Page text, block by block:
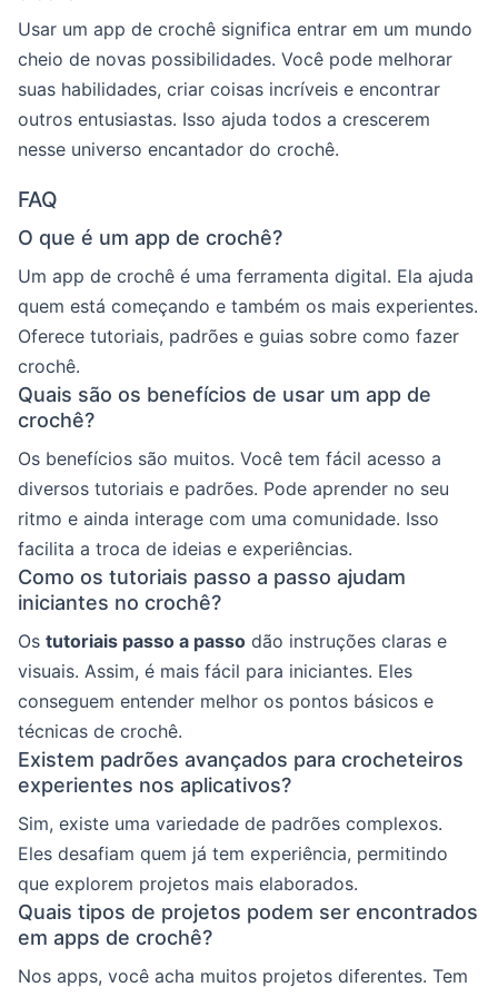
Usar um app de crochê significa entrar em um mundo
cheio de novas possibilidades. Você pode melhorar
suas habilidades, criar coisas incríveis e encontrar
outros entusiastas. Isso ajuda todos a crescerem
nesse universo encantador do crochê.
FAQ
O que é um app de crochê?
Um app de crochê é uma ferramenta digital. Ela ajuda
quem está começando e também os mais experientes.
Oferece tutoriais, padrões e guias sobre como fazer
crochê.
Quais são os benefícios de usar um app de
crochê?
Os benefícios são muitos. Você tem fácil acesso a
diversos tutoriais e padrões. Pode aprender no seu
ritmo e ainda interage com uma comunidade. Isso
facilita a troca de ideias e experiências.
Como os tutoriais passo a passo ajudam
iniciantes no crochê?
Os tutoriais passo a passo dão instruções claras e
visuais. Assim, é mais fácil para iniciantes. Eles
conseguem entender melhor os pontos básicos e
técnicas de crochê.
Existem padrões avançados para crocheteiros
experientes nos aplicativos?
Sim, existe uma variedade de padrões complexos.
Eles desafiam quem já tem experiência, permitindo
que explorem projetos mais elaborados.
Quais tipos de projetos podem ser encontrados
em apps de crochê?
Nos apps, você acha muitos projetos diferentes. Tem